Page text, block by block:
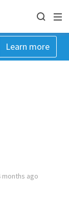
Learn more
months ago